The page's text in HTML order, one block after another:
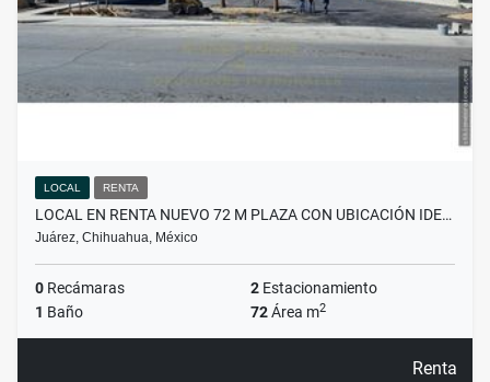
LOCAL RENTA
LOCAL EN RENTA NUEVO 72 M PLAZA CON UBICACIÓN IDE…
Juárez, Chihuahua, México
0 Recámaras 2 Estacionamiento
1 Baño 72Área m2
Renta